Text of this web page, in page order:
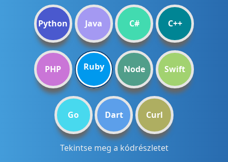
Python Java C# C++
PHP Ruby Node Swift
Go Dart Curl
Tekintse meg a kódrészletet